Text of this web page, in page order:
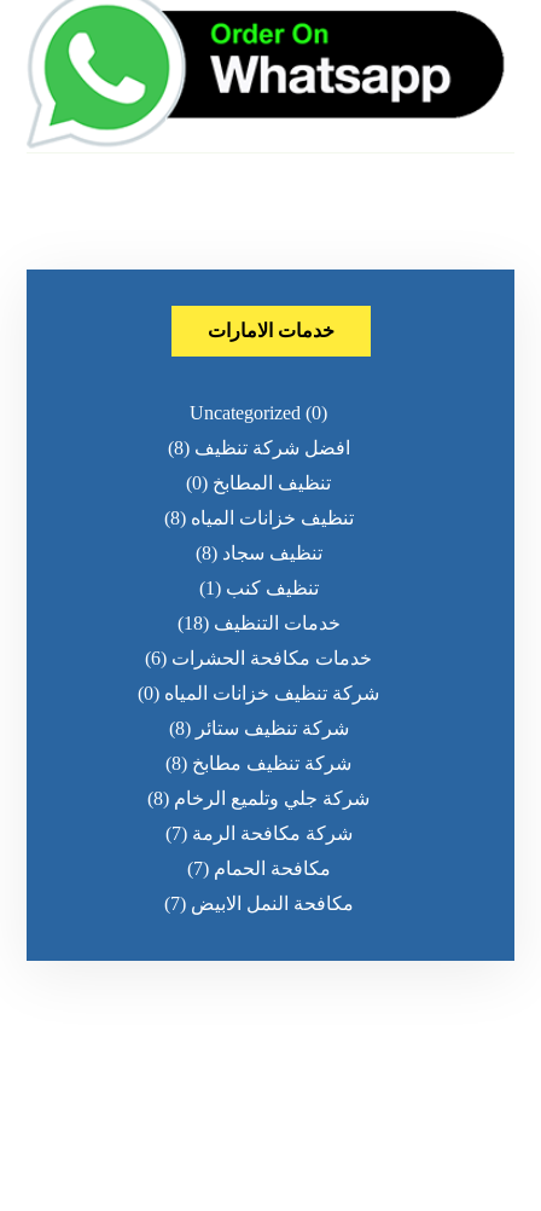
خدمات الامارات
Uncategorized (0)
افضل شركة تنظيف (8)
تنظيف المطابخ (0)
تنظيف خزانات المياه (8)
تنظيف سجاد (8)
تنظيف كنب (1)
خدمات التنظيف (18)
خدمات مكافحة الحشرات (6)
شركة تنظيف خزانات المياه (0)
شركة تنظيف ستائر (8)
شركة تنظيف مطابخ (8)
شركة جلي وتلميع الرخام (8)
شركة مكافحة الرمة (7)
مكافحة الحمام (7)
مكافحة النمل الابيض (7)